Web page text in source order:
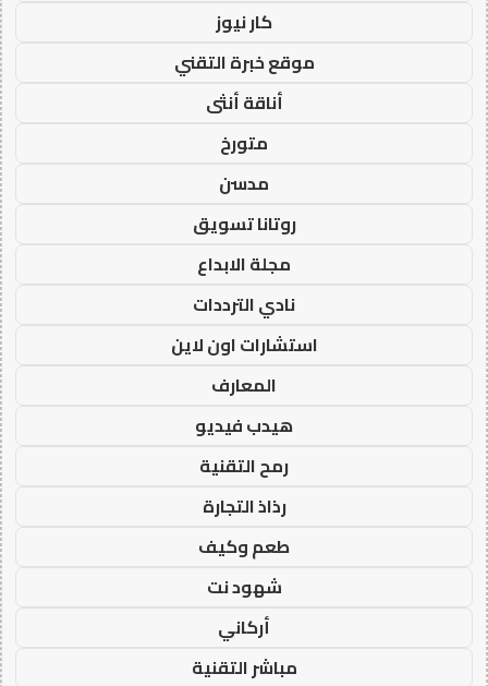
كار نيوز
موقع خبرة التقني
أناقة أنثى
متورخ
مدسن
روتانا تسويق
مجلة الابداع
نادي الترددات
استشارات اون لاين
المعارف
هيدب فيديو
رمح التقنية
رذاذ التجارة
طعم وكيف
شهود نت
أركاني
مباشر التقنية